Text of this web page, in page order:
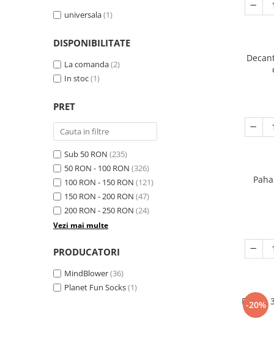
universala(1)
DISPONIBILITATE
La comanda(2)
In stoc(1)
PRET
Sub 50 RON (235)
50 RON - 100 RON (326)
100 RON - 150 RON (121)
150 RON - 200 RON (47)
200 RON - 250 RON (24)
Vezi mai multe
PRODUCATORI
MindBlower(36)
Planet Fun Socks(1)
-20%
Puzzle